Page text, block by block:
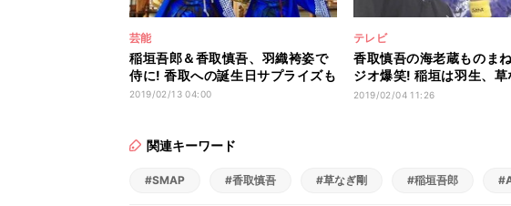
芸能
稲垣吾郎＆香取慎吾、羽織袴姿で
侍に! 香取への誕生日サプライズも
2019/02/13 04:00
テレビ
香取慎吾の海老蔵ものま
ジオ爆笑! 稲垣は羽生、
崎に
2019/02/04 11:26
関連キーワード
#SMAP #香取慎吾 #草なぎ剛 #稲垣吾郎